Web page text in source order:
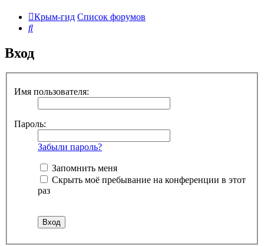
Крым-гид Список форумов
Поиск
Вход
Имя пользователя:
Пароль:
Забыли пароль?
Запомнить меня
Скрыть моё пребывание на конференции в этот
раз